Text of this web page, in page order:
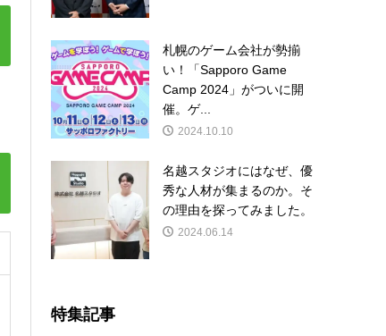
札幌のゲーム会社が勢揃
い！「Sapporo Game
Camp 2024」がついに開
催。ゲ...
2024.10.10
名越スタジオにはなぜ、優
秀な人材が集まるのか。そ
の理由を探ってみました。
2024.06.14
特集記事